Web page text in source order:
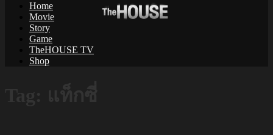
Home
Movie
Story
Game
TheHOUSE TV
Shop